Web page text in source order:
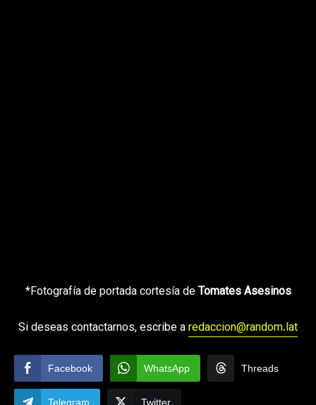
*Fotografía de portada cortesía deTomates Asesinos
Si deseas contactarnos, escribe aredaccion@random.lat
Facebook WhatsApp Threads
Telegram Twitter